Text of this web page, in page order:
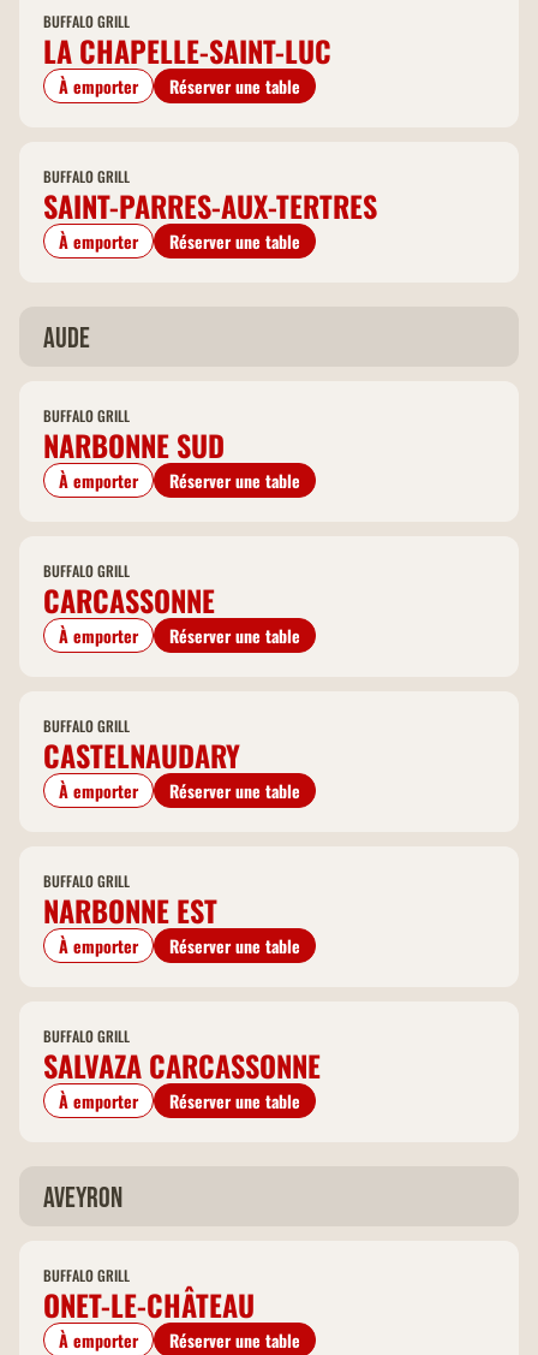
BUFFALO GRILL
LA CHAPELLE-SAINT-LUC
À emporter Réserver une table
BUFFALO GRILL
SAINT-PARRES-AUX-TERTRES
À emporter Réserver une table
Aude
BUFFALO GRILL
NARBONNE SUD
À emporter Réserver une table
BUFFALO GRILL
CARCASSONNE
À emporter Réserver une table
BUFFALO GRILL
CASTELNAUDARY
À emporter Réserver une table
BUFFALO GRILL
NARBONNE EST
À emporter Réserver une table
BUFFALO GRILL
SALVAZA CARCASSONNE
À emporter Réserver une table
Aveyron
BUFFALO GRILL
ONET-LE-CHÂTEAU
À emporter Réserver une table